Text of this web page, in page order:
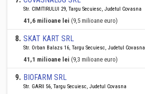
Str. CIMITIRULUI 29, Targu Secuiesc, Judetul Covasna
41,6 milioane lei (9,5 milioane euro)
8. SKAT KART SRL
Str. Orban Balazs 16, Targu Secuiesc, Judetul Covasna
41,1 milioane lei (9,3 milioane euro)
9. BIOFARM SRL
Str. GARII 56, Targu Secuiesc, Judetul Covasna